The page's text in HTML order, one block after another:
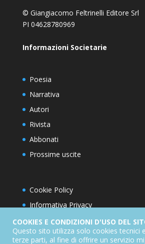
© Giangiacomo Feltrinelli Editore Srl
PI 04628780969
Informazioni Societarie
Poesia
Narrativa
Autori
Rivista
Abbonati
Prossime uscite
Cookie Policy
Informativa Privacy
Condizioni d’utilizzo del sito
Condizioni generali di abbonamento
COOKIES E CONDIZIONI D'USO DEL
Questo sito utilizza solo cookies tecnici
terze parti, al fine di offrire un servizio